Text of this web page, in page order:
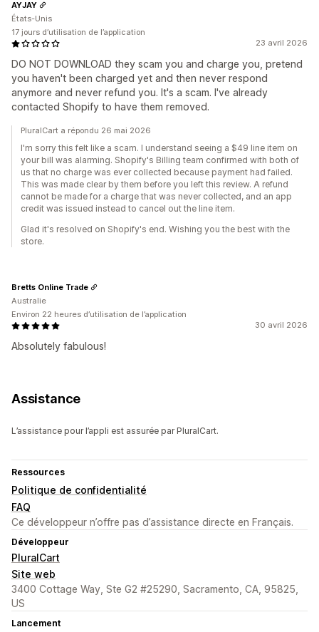
23 avril 2026
DO NOT DOWNLOAD they scam you and charge you, pretend
you haven't been charged yet and then never respond
anymore and never refund you. It's a scam. I've already
contacted Shopify to have them removed.
AYJAY
États-Unis
17 jours d’utilisation de l’application
PluralCart a répondu 26 mai 2026
I'm sorry this felt like a scam. I understand seeing a $49 line item on
your bill was alarming. Shopify's Billing team confirmed with both of
us that no charge was ever collected because payment had failed.
This was made clear by them before you left this review. A refund
cannot be made for a charge that was never collected, and an app
credit was issued instead to cancel out the line item.
Glad it's resolved on Shopify's end. Wishing you the best with the
store.
30 avril 2026
Absolutely fabulous!
Bretts Online Trade
Australie
Environ 22 heures d’utilisation de l’application
Assistance
L’assistance pour l’appli est assurée par PluralCart.
Ressources
Politique de confidentialité
FAQ
Ce développeur n’offre pas d’assistance directe en Français.
Développeur
PluralCart
Site web
3400 Cottage Way, Ste G2 #25290, Sacramento, CA, 95825,
US
Lancement